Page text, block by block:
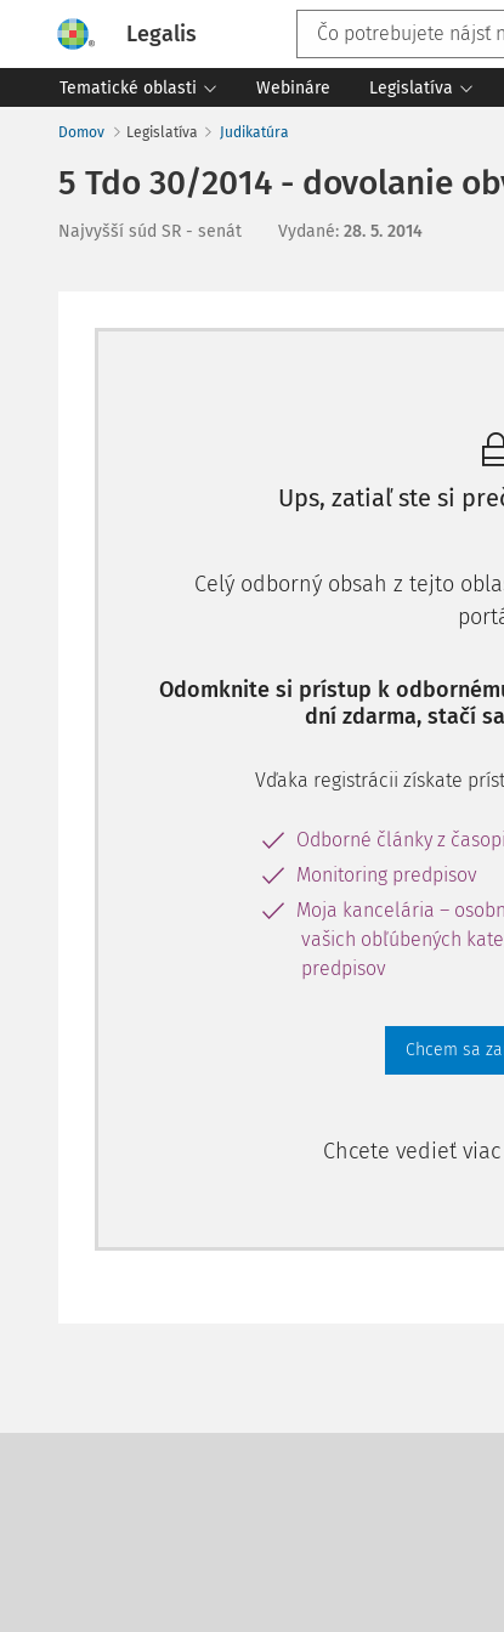
Legalis
Tematické oblasti Webináre Legislatíva
Domov Legislatíva Judikatúra
5 Tdo 30/2014 - dovolanie
Najvyšší súd SR - senát Vydané: 28. 5. 2014
Ups, zatiaľ ste si
Celý odborný obsah z tejto
Odomknite si prístup k
dní zdarma, stačí
Vďaka registrácii získate
Odborné články z
Monitoring predpisov
Moja kancelária –
vašich obľúbených
predpisov
Chcem sa
Chcete vedieť